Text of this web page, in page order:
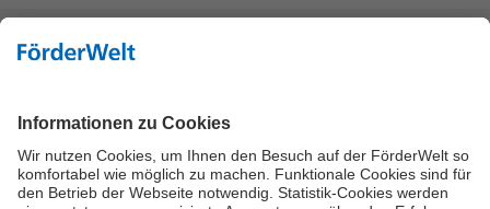
Vielzahl an Fördermitteln